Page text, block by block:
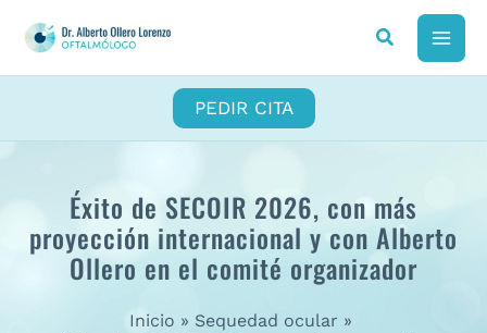
contenido
PEDIR CITA
Éxito de SECOIR 2026, con más
proyección internacional y con Alberto
Ollero en el comité organizador
Inicio
Sequedad ocular